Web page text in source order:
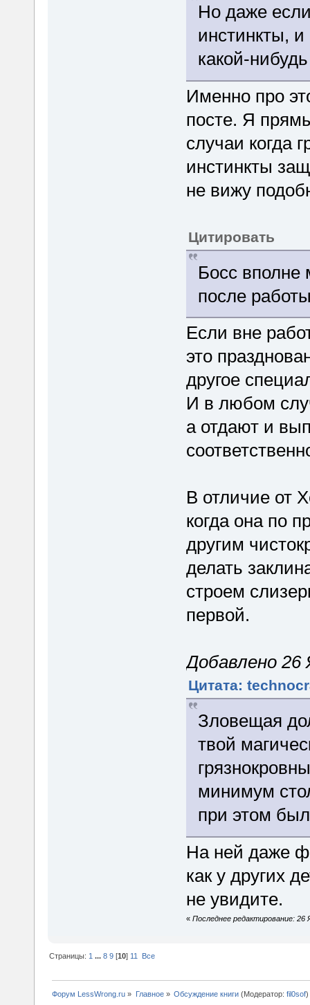
Но даже
инстинкты, и
какой-
Именно про
посте. Я
случаи когда
инстинкты
не вижу
Цитировать
Босс вполне
после
Если вне
это
другое
И в любом
а отдают и
В отличие от
когда она по
другим
делать
строем
первой.
Добавлено 26
Цитата:
Зловещая
твой
минимум
при этом
На ней даже
как у других
не увидите.
« Последнее редактирование: 26
Страницы: 1 ...8 9 [10] 11 Все
Форум LessWrong.ru » Главное» Обсуждение книги(Модератор: fil0sof)